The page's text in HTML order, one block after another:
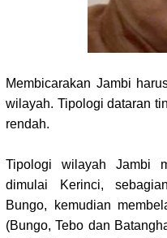
Membicarakan Jambi
wilayah. Tipologi dataran
rendah.
Tipologi wilayah Jambi
dimulai Kerinci,
Bungo, kemudian
(Bungo, Tebo dan